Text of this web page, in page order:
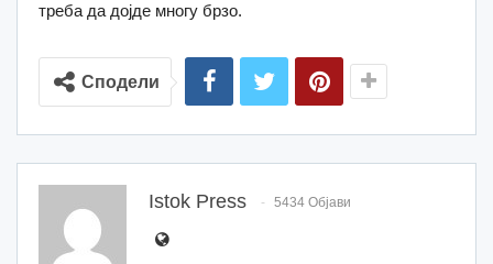
треба да дојде многу брзо.
Сподели
Istok Press 5434 Објави